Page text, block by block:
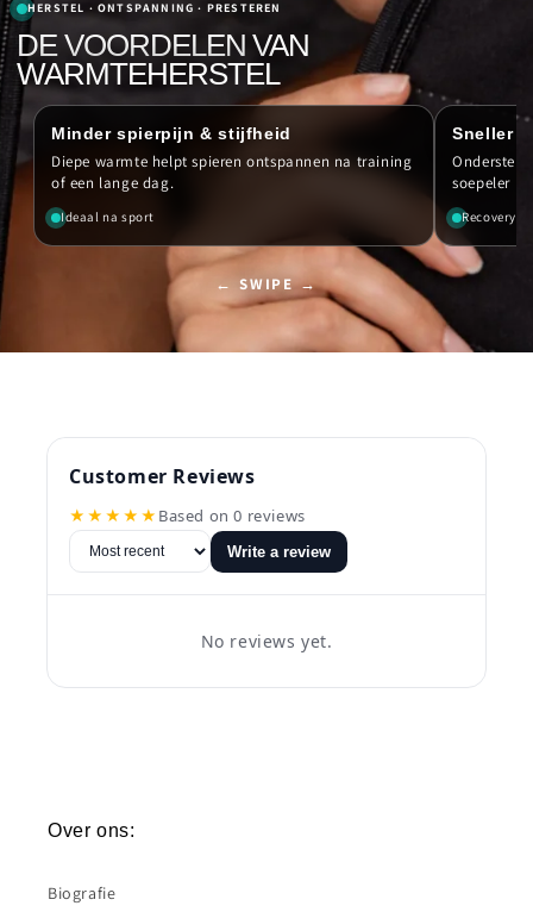
HERSTEL · ONTSPANNING · PRESTEREN
DE VOORDELEN VAN
WARMTEHERSTEL
Minder spierpijn & stijfheid
Diepe warmte helpt spieren ontspannen na training
of een lange dag.
Ideaal na sport
Sneller
soepeler
Recovery
← SWIPE →
Customer Reviews
★★★★★ Based on 0 reviews
Write a review
No reviews yet.
Over ons:
Biografie